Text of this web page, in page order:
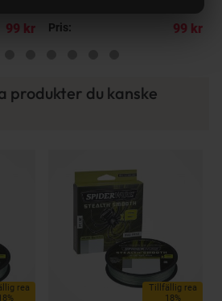
99 kr
Pris:
99 kr
produkter du kanske
rea
Tillfällig rea
18%